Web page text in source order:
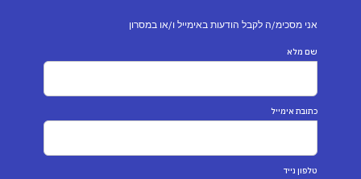
אני מסכימ/ה לקבל הודעות באימייל ו/או במסרון
שם מלא
כתובת אימייל
טלפון נייד